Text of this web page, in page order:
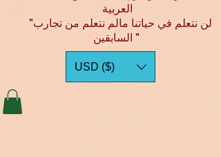
العربية
"لن نتعلم في حياتنا مالم نتعلم من تجارب
السابقين "
USD ($)